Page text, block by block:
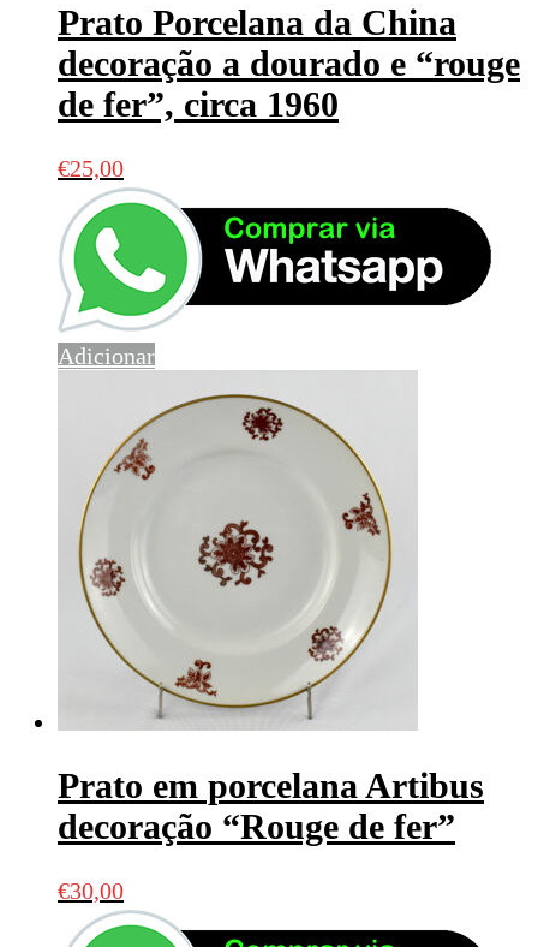
Prato Porcelana da China
decoração a dourado e “rouge
de fer”, circa 1960
€25,00
Adicionar
Prato em porcelana Artibus
decoração “Rouge de fer”
€30,00